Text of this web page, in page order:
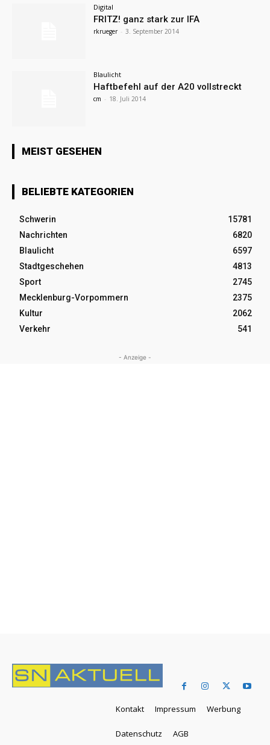
Digital
FRITZ! ganz stark zur IFA
rkrueger - 3. September 2014
Blaulicht
Haftbefehl auf der A20 vollstreckt
cm - 18. Juli 2014
MEIST GESEHEN
BELIEBTE KATEGORIEN
Schwerin
15781
Nachrichten
6820
Blaulicht
6597
Stadtgeschehen
4813
Sport
2745
Mecklenburg-Vorpommern
2375
Kultur
2062
Verkehr
541
- Anzeige -
Kontakt Impressum Werbung
Datenschutz AGB